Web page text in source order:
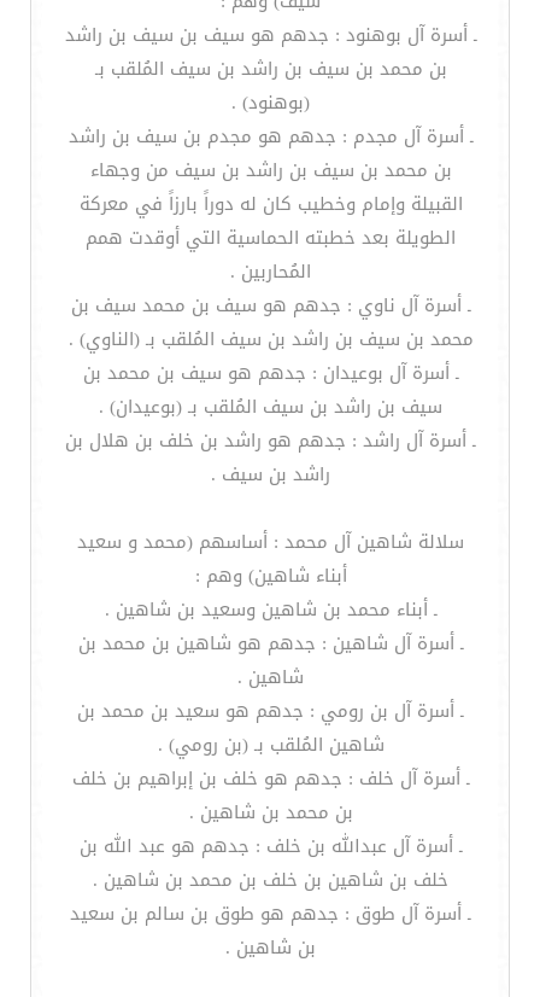
ـ أسرة آل بوهنود : جدهم هو سيف بن سيف بن راشد
بن محمد بن سيف بن راشد بن سيف المُلقب بـ
(بوهنود) .
ـ أسرة آل مجدم : جدهم هو مجدم بن سيف بن راشد
بن محمد بن سيف بن راشد بن سيف من وجهاء
القبيلة وإمام وخطيب كان له دوراً بارزاً في معركة
الطويلة بعد خطبته الحماسية التي أوقدت همم
المُحاربين .
ـ أسرة آل ناوي : جدهم هو سيف بن محمد سيف بن
محمد بن سيف بن راشد بن سيف المُلقب بـ (الناوي) .
ـ أسرة آل بوعيدان : جدهم هو سيف بن محمد بن
سيف بن راشد بن سيف المُلقب بـ (بوعيدان) .
ـ أسرة آل راشد : جدهم هو راشد بن خلف بن هلال بن
راشد بن سيف .
سلالة شاهين آل محمد : أساسهم (محمد و سعيد
أبناء شاهين) وهم :
ـ أبناء محمد بن شاهين وسعيد بن شاهين .
ـ أسرة آل شاهين : جدهم هو شاهين بن محمد بن
شاهين .
ـ أسرة آل بن رومي : جدهم هو سعيد بن محمد بن
شاهين المُلقب بـ (بن رومي) .
ـ أسرة آل خلف : جدهم هو خلف بن إبراهيم بن خلف
بن محمد بن شاهين .
ـ أسرة آل عبدالله بن خلف : جدهم هو عبد الله بن
خلف بن شاهين بن خلف بن محمد بن شاهين .
ـ أسرة آل طوق : جدهم هو طوق بن سالم بن سعيد
بن شاهين .